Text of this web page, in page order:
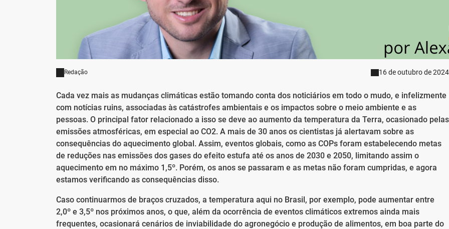
Redação 16 de outubro de 2024
Cada vez mais as mudanças climáticas estão tomando conta dos noticiários em todo o mudo, e infelizmente
com notícias ruins, associadas às catástrofes ambientais e os impactos sobre o meio ambiente e as
pessoas. O principal fator relacionado a isso se deve ao aumento da temperatura da Terra, ocasionado pelas
emissões atmosféricas, em especial ao CO2. A mais de 30 anos os cientistas já alertavam sobre as
consequências do aquecimento global. Assim, eventos globais, como as COPs foram estabelecendo metas
de reduções nas emissões dos gases do efeito estufa até os anos de 2030 e 2050, limitando assim o
aquecimento em no máximo 1,5º. Porém, os anos se passaram e as metas não foram cumpridas, e agora
estamos verificando as consequências disso.
Caso continuarmos de braços cruzados, a temperatura aqui no Brasil, por exemplo, pode aumentar entre
2,0º e 3,5º nos próximos anos, o que, além da ocorrência de eventos climáticos extremos ainda mais
frequentes, ocasionará cenários de inviabilidade do agronegócio e produção de alimentos, em boa parte do